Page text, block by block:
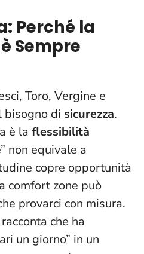
Perché la
Sempre
Toro, Vergine e
bisogno di sicurezza.
è la flessibilità
non equivale a
copre opportunità
comfort zone può
provarci con misura.
che ha
un giorno” in un